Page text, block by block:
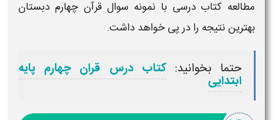
مطالعه کتاب درسی با نمونه سوال قرآن چهارم دبستان
بهترین نتیجه را در پی خواهد داشت.
حتما بخوانید: کتاب درس قران چهارم پایه
ابتدایی